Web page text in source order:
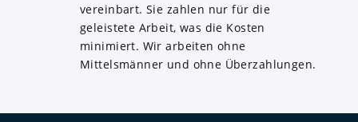
vereinbart. Sie zahlen nur für die
geleistete Arbeit, was die Kosten
minimiert. Wir arbeiten ohne
Mittelsmänner und ohne Überzahlungen.